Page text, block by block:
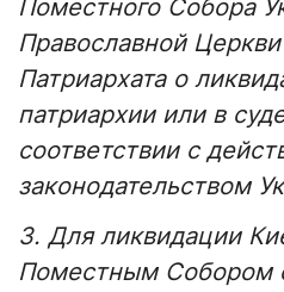
Поместного Собора
Православной
Патриархата о
патриархии или в
соответствии с
законодательством
3. Для ликвидации
Поместным Собором